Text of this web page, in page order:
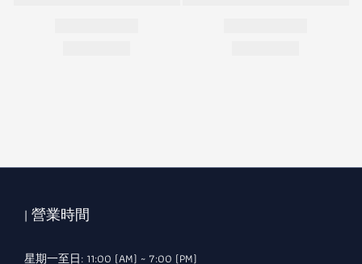
| 營業時間
星期一至日: 11:00 (AM) ~ 7:00 (PM)